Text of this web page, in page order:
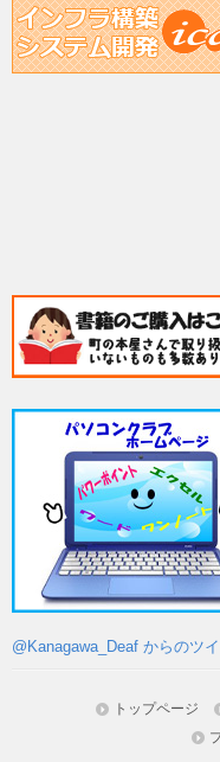
@Kanagawa_Deaf からのツ
トップページ